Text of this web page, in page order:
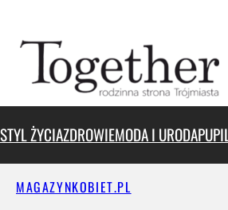
treści
STYL ŻYCIAZDROWIEMODA I URODA
MAGAZYNKOBIET.PL